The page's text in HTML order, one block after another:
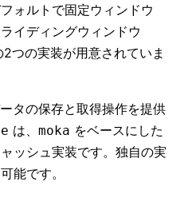
ォルトで固定ウィンドウ
イディングウィンドウ
2つの実装が用意されていま
タの保存と取得操作を提供
は、 moka をベースにした
ッシュ実装です。独自の実
能です。